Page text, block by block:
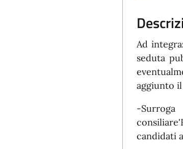
Ad
seduta
aggiunto
-Surroga
candidati